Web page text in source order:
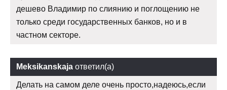
дешево Владимир по слиянию и поглощению не
только среди государственных банков, но и в
частном секторе.
Meksikanskaja ответил(а)
Делать на самом деле очень просто,надеюсь,если